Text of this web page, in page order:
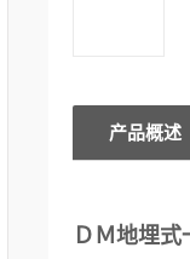
产品概述
ＤＭ地埋